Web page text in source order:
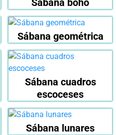
Sábana boho
Sábana geométrica
Sábana cuadros
escoceses
Sábana lunares